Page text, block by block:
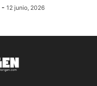
- 12 junio, 2026